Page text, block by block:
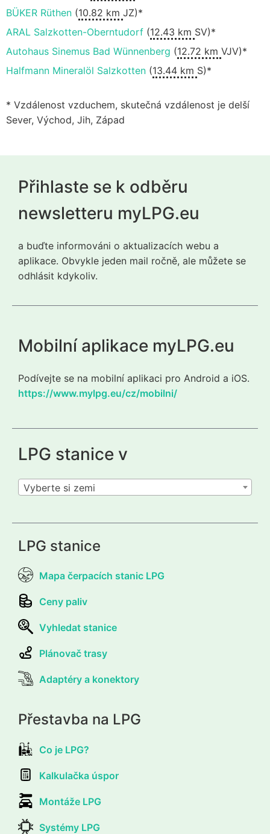
BÜKER Rüthen (10.82 km JZ)*
ARAL Salzkotten-Oberntudorf (12.43 km SV)*
Autohaus Sinemus Bad Wünnenberg (12.72 km VJV)*
Halfmann Mineralöl Salzkotten (13.44 km S)*
* Vzdálenost vzduchem, skutečná vzdálenost je delší
Sever, Východ, Jih, Západ
Přihlaste se k odběru
newsletteru myLPG.eu
a buďte informováni o aktualizacích webu a
aplikace. Obvykle jeden mail ročně, ale můžete se
odhlásit kdykoliv.
Mobilní aplikace myLPG.eu
Podívejte se na mobilní aplikaci pro Android a iOS.
https://www.mylpg.eu/cz/mobilni/
LPG stanice v
Vyberte si zemi
LPG stanice
Mapa čerpacích stanic LPG
Ceny paliv
Vyhledat stanice
Plánovač trasy
Adaptéry a konektory
Přestavba na LPG
Co je LPG?
Kalkulačka úspor
Montáže LPG
Systémy LPG